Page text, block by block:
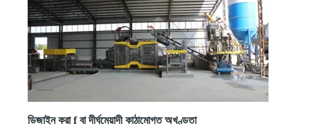
ডিজাইন করাfবা দীর্ঘমেয়াদী কাঠামোগত অখণ্ডতা